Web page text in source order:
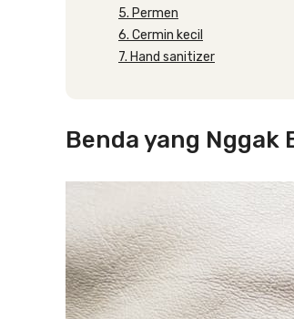
5. Permen
6. Cermin kecil
7. Hand sanitizer
Benda yang Nggak